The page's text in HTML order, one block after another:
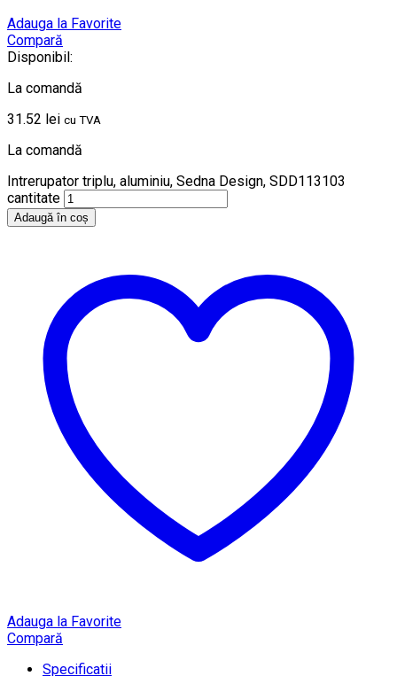
Adauga la Favorite
Compară
Disponibil:
La comandă
31.52 lei cu TVA
La comandă
Intrerupator triplu, aluminiu, Sedna Design, SDD113103
cantitate
Adaugă în coș
Adauga la Favorite
Compară
Specificatii